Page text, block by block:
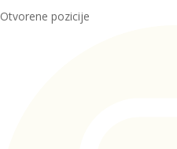
Otvorene pozicije